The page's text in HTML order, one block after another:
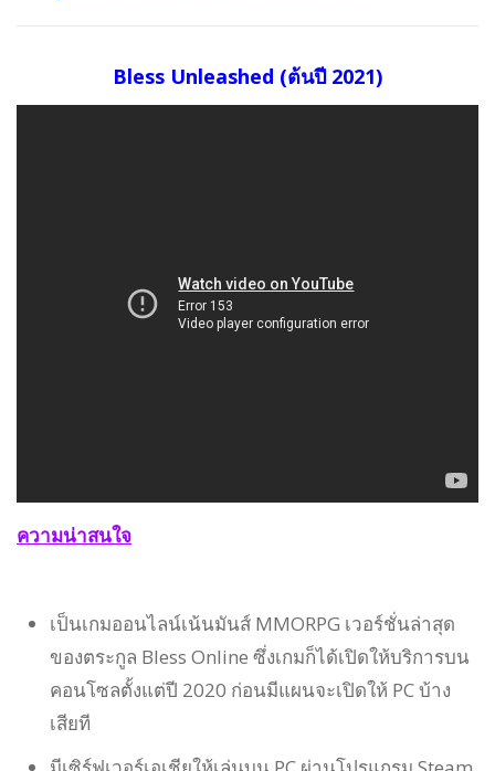
Bless Unleashed (ต้นปี 2021)
ความน่าสนใจ
เป็นเกมออนไลน์เน้นมันส์ MMORPG เวอร์ชั่นล่าสุด
ของตระกูล Bless Online ซึ่งเกมก็ได้เปิดให้บริการบน
คอนโซลตั้งแต่ปี 2020 ก่อนมีแผนจะเปิดให้ PC บ้าง
เสียที